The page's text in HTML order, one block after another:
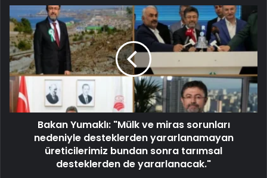
Bakan Yumaklı: "Mülk ve miras sorunları
nedeniyle desteklerden yararlanamayan
üreticilerimiz bundan sonra tarımsal
desteklerden de yararlanacak."